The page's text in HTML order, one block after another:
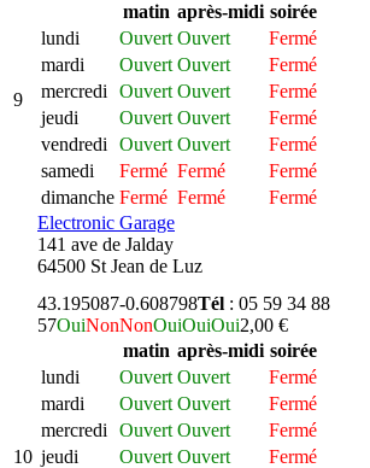
9
matin après-midi soirée
lundi
Ouvert Ouvert
Fermé
mardi
Ouvert Ouvert
Fermé
mercredi
Ouvert Ouvert
Fermé
jeudi
Ouvert Ouvert
Fermé
vendredi
Ouvert Ouvert
Fermé
samedi
Fermé Fermé
Fermé
dimanche Fermé Fermé
Fermé
Electronic Garage
141 ave de Jalday
64500 St Jean de Luz
10
43.195087-0.608798Tél : 05 59 34 88
57OuiNonNonOuiOuiOui2,00 €
matin après-midi soirée
lundi
Ouvert Ouvert
Fermé
mardi
Ouvert Ouvert
Fermé
mercredi
Ouvert Ouvert
Fermé
jeudi
Ouvert Ouvert
Fermé